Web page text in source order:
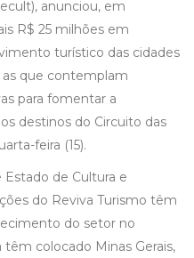
anunciou, em
R$ 25 milhões em
turístico das cidades
as que contemplam
para fomentar a
destinos do Circuito das
feira (15).
de Cultura e
do Reviva Turismo têm
do setor no
colocado Minas Gerais,